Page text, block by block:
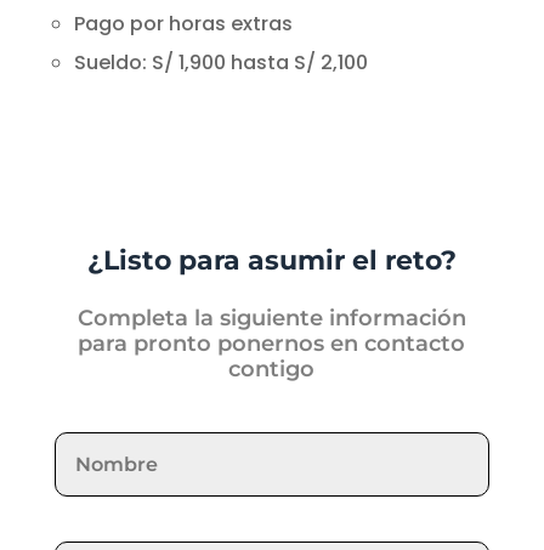
Pago por horas extras
Sueldo: S/ 1,900 hasta S/ 2,100
¿Listo para asumir el reto?
Completa la siguiente información
para pronto ponernos en contacto
contigo